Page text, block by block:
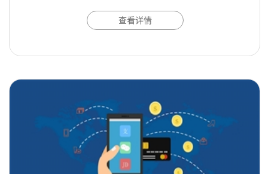
查看详情